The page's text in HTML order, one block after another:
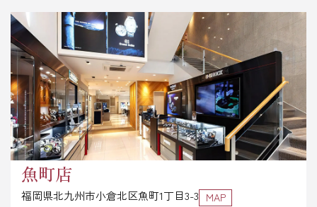
魚町店
福岡県北九州市小倉北区魚町1丁目3-3 MAP